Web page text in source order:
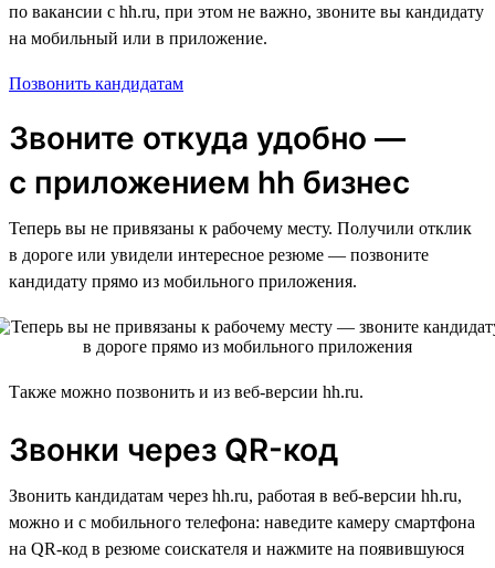
по вакансии с hh.ru, при этом не важно, звоните вы кандидату
на мобильный или в приложение.
Позвонить кандидатам
Звоните откуда удобно —
с приложением hh бизнес
Теперь вы не привязаны к рабочему месту. Получили отклик
в дороге или увидели интересное резюме — позвоните
кандидату прямо из мобильного приложения.
Также можно позвонить и из веб-версии hh.ru.
Звонки через QR-код
Звонить кандидатам через hh.ru, работая в веб-версии hh.ru,
можно и с мобильного телефона: наведите камеру смартфона
на QR-код в резюме соискателя и нажмите на появившуюся